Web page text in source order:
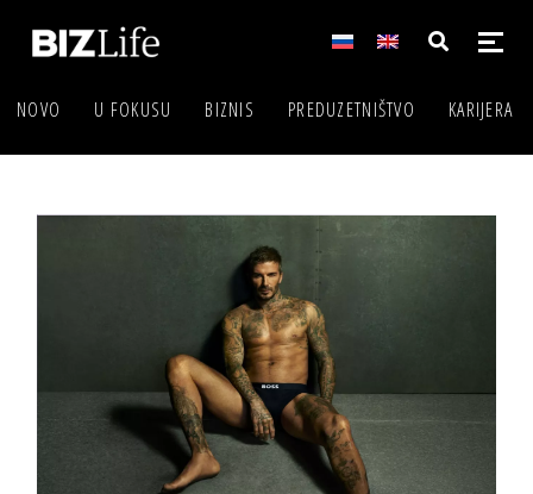
NOVO U FOKUSU BIZNIS PREDUZETNIŠTVO KARIJERA